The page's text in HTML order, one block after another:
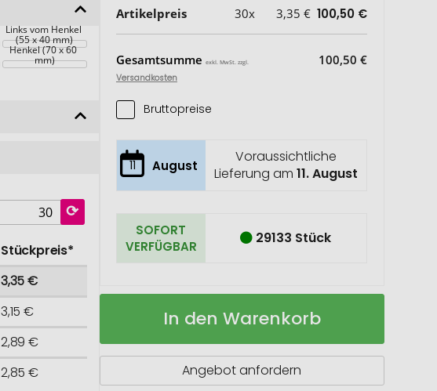
Links vom Henkel
(55 x 40 mm)
Rechts vom
Henkel (70 x 60
mm)
Stückpreis*
3,35 €
3,15 €
2,89 €
2,85 €
Artikelpreis 30x 3,35 € 100,50 €
Gesamtsumme exkl. MwSt. zzgl.
Versandkosten
100,50 €
Bruttopreise
11 August
Voraussichtliche
Lieferung am 11. August
SOFORT
VERFÜGBAR
29133 Stück
Tasse
300ml
Auf
In den Warenkorb
Angebot anfordern